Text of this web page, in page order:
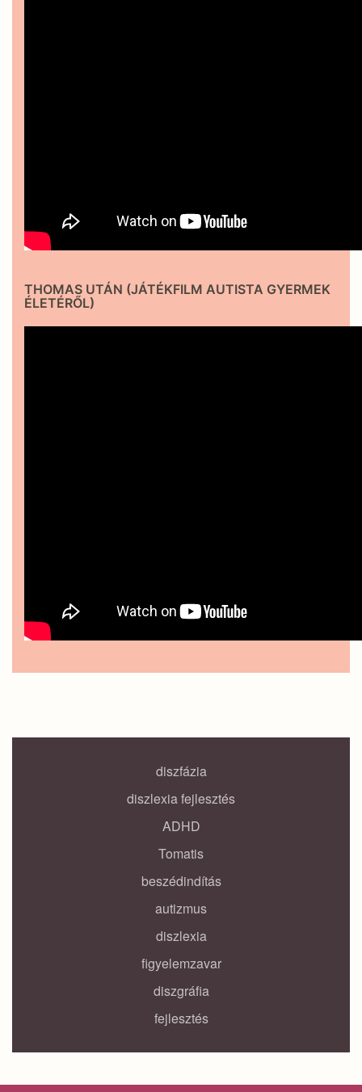
THOMAS UTÁN (JÁTÉKFILM AUTISTA GYERMEK
ÉLETÉRŐL)
diszfázia
diszlexia fejlesztés
ADHD
Tomatis
beszédindítás
autizmus
diszlexia
figyelemzavar
diszgráfia
fejlesztés